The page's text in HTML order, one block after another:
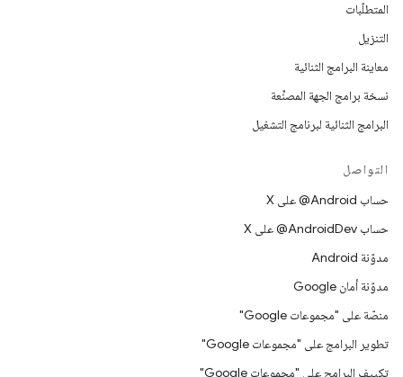
المتطلّبات
التنزيل
معاينة البرامج الثنائية
نسخة برامج الجهة المصنِّعة
البرامج الثنائية لبرنامج التشغيل
التواصل
حساب ‎@Android على X
حساب ‎@AndroidDev على X
مدوّنة Android
مدوّنة أمان Google
منصّة على "مجموعات Google"
تطوير البرامج على "مجموعات Google"
تكييف البرامج على "مجموعات Google"